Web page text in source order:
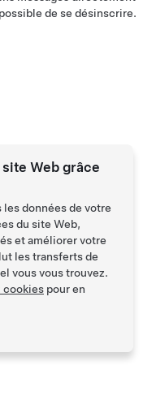
de se désinscrire.
de bas de
Web grâce
données de votre
du site Web,
et améliorer votre
les transferts de
vous vous trouvez.
cookies pour en